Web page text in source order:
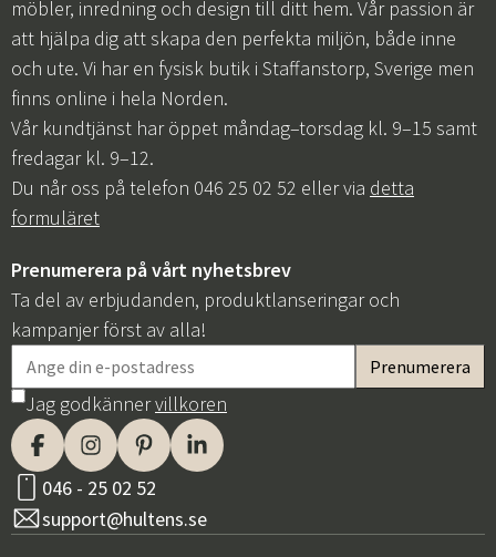
möbler, inredning och design till ditt hem. Vår passion är
att hjälpa dig att skapa den perfekta miljön, både inne
och ute. Vi har en fysisk butik i Staffanstorp, Sverige men
finns online i hela Norden.
Vår kundtjänst har öppet måndag–torsdag kl. 9–15 samt
fredagar kl. 9–12.
Du når oss på telefon 046 25 02 52 eller via detta
formuläret
Prenumerera på vårt nyhetsbrev
Ta del av erbjudanden, produktlanseringar och
kampanjer först av alla!
Jag godkännervillkoren
046 - 25 02 52
support@hultens.se